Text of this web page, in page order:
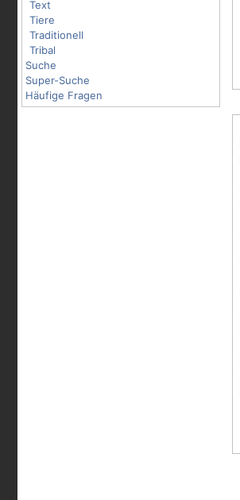
Text
Tiere
Traditionell
Tribal
Suche
Super-Suche
Häufige Fragen